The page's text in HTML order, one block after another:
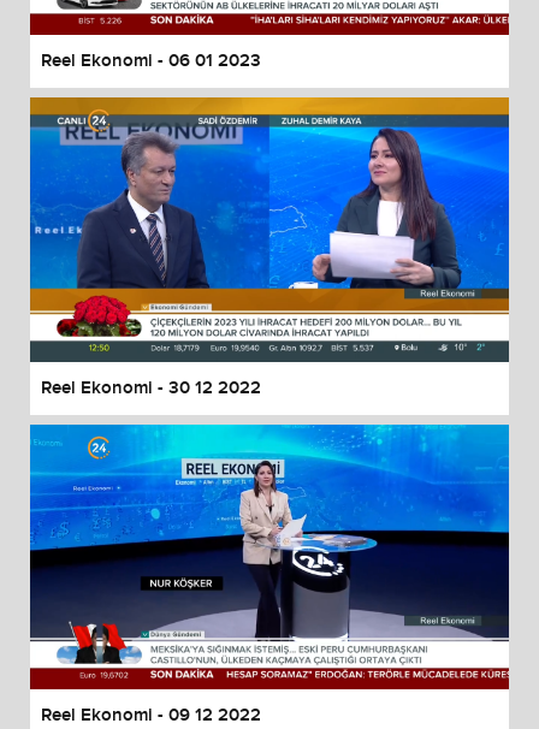
Reel Ekonomi - 06 01 2023
Reel Ekonomi - 30 12 2022
Reel Ekonomi - 09 12 2022